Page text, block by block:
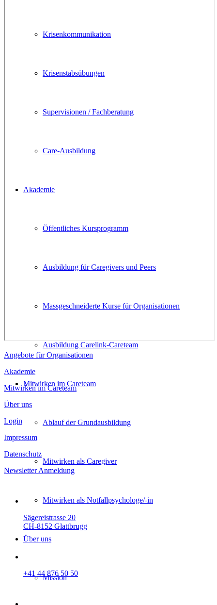
Krisenkommunikation
Krisenstabsübungen
Supervisionen / Fachberatung
Care-Ausbildung
Akademie
Öffentliches Kursprogramm
Ausbildung für Caregivers und Peers
Massgeschneiderte Kurse für Organisationen
Ausbildung Carelink-Careteam
Mitwirken im Careteam
Ablauf der Grundausbildung
Mitwirken als Caregiver
Mitwirken als Not­fallpsychologe/-in
Über uns
Mission
Angebote für Organisationen
Akademie
Mitwirken im Careteam
Über uns
Login
Impressum
Datenschutz
Newsletter Anmeldung
Sägereistrasse 20
CH-8152 Glattbrugg
+41 44 876 50 50